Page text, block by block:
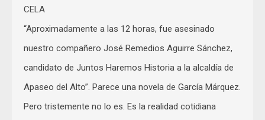
CELA
“Aproximadamente a las 12 horas, fue asesinado
nuestro compañero José Remedios Aguirre Sánchez,
candidato de Juntos Haremos Historia a la alcaldía de
Apaseo del Alto”. Parece una novela de García Márquez.
Pero tristemente no lo es. Es la realidad cotidiana